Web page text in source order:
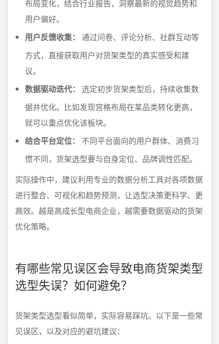
布局变化，结合行业报告，洞察最新的视觉趋势和
用户偏好。
用户反馈收集：
通过问卷、评论分析、社群互动等
方式，直接获取用户对货架类型的真实感受和建
议。
数据驱动迭代：
选定初步货架类型后，持续收集数
据并优化。比如发现宫格布局在某品类转化更高，
就可以重点优化该板块。
结合平台定位：
不同平台面向的用户群体、消费习
惯不同，货架选型要与自身定位、品牌调性匹配。
实际操作中，建议利用专业的数据分析工具对各项数据
进行整合、可视化和趋势预测，让选型决策更科学、更
高效。越是高成长型电商企业，越需要数据驱动的货架
优化策略。
有哪些常见误区会导致电商货架类型
选型失误？如何避免？
货架类型选型看似简单，实际容易踩坑。以下是一些常
见误区，以及对应的避坑建议：